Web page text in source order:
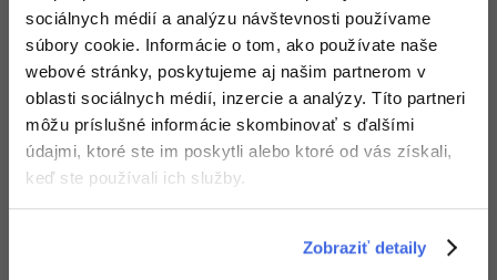
sociálnych médií a analýzu návštevnosti používame
súbory cookie. Informácie o tom, ako používate naše
webové stránky, poskytujeme aj našim partnerom v
oblasti sociálnych médií, inzercie a analýzy. Títo partneri
môžu príslušné informácie skombinovať s ďalšími
údajmi, ktoré ste im poskytli alebo ktoré od vás získali,
keď ste používali ich služby.
Zobraziť detaily
Algoritmy -41%
Umelá inteligencia -10%
Pre deti
Viac
Linux a UNIX
Siete
Kybernetická bezpečnost
Elektronický podpis
Windows
Video
Ostatné
Fórum
Uhlíř
slovenštiny
28. apríla 8:47 Editácia
Vojtě
ch
Nová
ček
19:45
Editácia
Nová
ček